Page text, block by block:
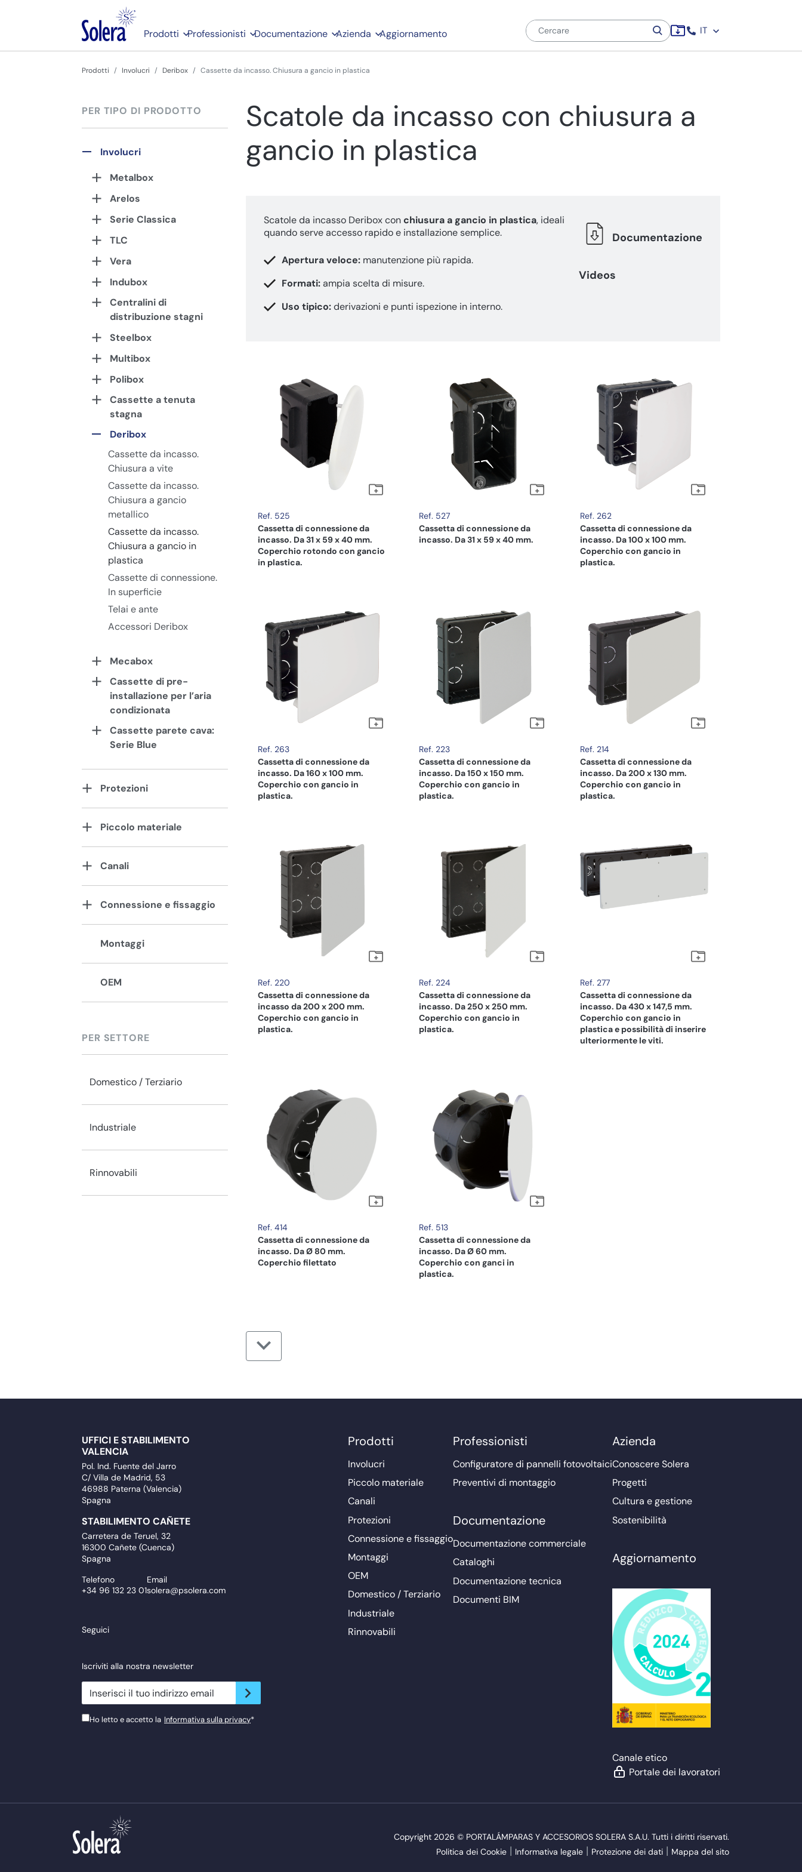
Prodotti Professionisti Documentazione Azienda Aggiornamento IT
Prodotti Involucri Deribox Cassette da incasso. Chiusura a gancio in plastica
PER TIPO DI PRODOTTO
Involucri
Metalbox
Arelos
Serie Classica
TLC
Vera
Indubox
Centralini di
distribuzione stagni
Steelbox
Multibox
Polibox
Cassette a tenuta
stagna
Deribox
Cassette da incasso.
Chiusura a vite
Cassette da incasso.
Chiusura a gancio
metallico
Cassette da incasso.
Chiusura a gancio in
plastica
Cassette di connessione.
In superficie
Telai e ante
Accessori Deribox
Mecabox
Cassette di pre-
installazione per l’aria
condizionata
Cassette parete cava:
Serie Blue
Protezioni
Piccolo materiale
Canali
Connessione e fissaggio
Montaggi
OEM
PER SETTORE
Domestico / Terziario
Industriale
Rinnovabili
Scatole da incasso con chiusura a
gancio in plastica
Scatole da incasso Deribox conchiusura a gancio in plastica, ideali
quando serve accesso rapido e installazione semplice.
Apertura veloce: manutenzione più rapida.
Formati:ampia scelta di misure.
Uso tipico:derivazioni e punti ispezione in interno.
Documentazione
Videos
Ref. 525
Cassetta di connessione da
incasso. Da 31 x 59 x 40 mm.
Coperchio rotondo con gancio
in plastica.
Ref. 527
Cassetta di connessione da
incasso. Da 31 x 59 x 40 mm.
Ref. 262
Cassetta di connessione da
incasso. Da 100 x 100 mm.
Coperchio con gancio in
plastica.
Ref. 263
Cassetta di connessione da
incasso. Da 160 x 100 mm.
Coperchio con gancio in
plastica.
Ref. 223
Cassetta di connessione da
incasso. Da 150 x 150 mm.
Coperchio con gancio in
plastica.
Ref. 214
Cassetta di connessione da
incasso. Da 200 x 130 mm.
Coperchio con gancio in
plastica.
Ref. 220
Cassetta di connessione da
incasso da 200 x 200 mm.
Coperchio con gancio in
plastica.
Ref. 224
Cassetta di connessione da
incasso. Da 250 x 250 mm.
Coperchio con gancio in
plastica.
Ref. 277
Cassetta di connessione da
incasso. Da 430 x 147,5 mm.
Coperchio con gancio in
plastica e possibilità di inserire
ulteriormente le viti.
Ref. 414
Cassetta di connessione da
incasso. Da Ø 80 mm.
Coperchio filettato
Ref. 513
Cassetta di connessione da
incasso. Da Ø 60 mm.
Coperchio con ganci in
plastica.
UFFICI E STABILIMENTO
VALENCIA
Pol. Ind. Fuente del Jarro
C/ Villa de Madrid, 53
46988 Paterna (Valencia)
Spagna
STABILIMENTO CAÑETE
Carretera de Teruel, 32
16300 Cañete (Cuenca)
Spagna
Telefono
+34 96 132 23 01
Email
solera@psolera.com
Seguici
Iscriviti alla nostra newsletter
newsletter.suscribe
Ho letto e accetto la Informativa sulla privacy*
Prodotti
Involucri
Piccolo materiale
Canali
Protezioni
Connessione e fissaggio
Montaggi
OEM
Domestico / Terziario
Industriale
Rinnovabili
Professionisti
Configuratore di pannelli fotovoltaici
Preventivi di montaggio
Documentazione
Documentazione commerciale
Cataloghi
Documentazione tecnica
Documenti BIM
Azienda
Conoscere Solera
Progetti
Cultura e gestione
Sostenibilità
Aggiornamento
Canale etico
Portale dei lavoratori
Copyright 2026 © PORTALÁMPARAS Y ACCESORIOS SOLERA S.A.U. Tutti i diritti riservati.
Politica dei Cookie
Informativa legale Protezione dei dati Mappa del sito